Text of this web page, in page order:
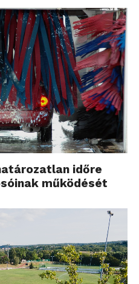
időre
működését